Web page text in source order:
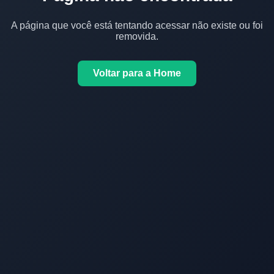
A página que você está tentando acessar não existe ou foi
removida.
Voltar para a Home